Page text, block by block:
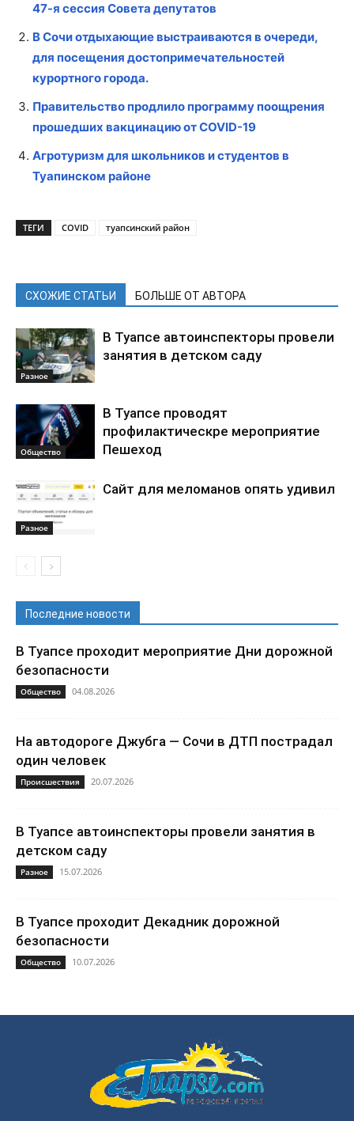
47-я сессия Совета депутатов
В Сочи отдыхающие выстраиваются в очереди,
для посещения достопримечательностей
курортного города.
Правительство продлило программу поощрения
прошедших вакцинацию от COVID-19
Агротуризм для школьников и студентов в
Туапинском районе
ТЕГИ COVID туапсинский район
СХОЖИЕ СТАТЬИ БОЛЬШЕ ОТ АВТОРА
Разное
В Туапсе автоинспекторы провели
занятия в детском саду
Общество
В Туапсе проводят
профилактическре мероприятие
Пешеход
Разное
Сайт для меломанов опять удивил
Последние новости
В Туапсе проходит мероприятие Дни дорожной
безопасности
Общество 04.08.2026
На автодороге Джубга — Сочи в ДТП пострадал
один человек
Происшествия 20.07.2026
В Туапсе автоинспекторы провели занятия в
детском саду
Разное 15.07.2026
В Туапсе проходит Декадник дорожной
безопасности
Общество 10.07.2026